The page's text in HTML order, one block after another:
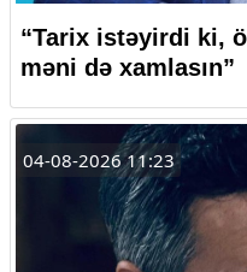
“Tarix istəyirdi ki,
məni də xamlasın”
04-08-2026 11:23